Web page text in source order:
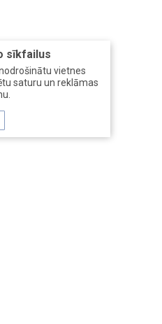
sīkfailus
vietnes
saturu un reklāmas